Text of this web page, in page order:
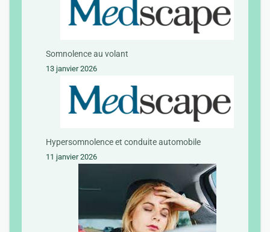
Somnolence au volant
13 janvier 2026
Hypersomnolence et conduite automobile
11 janvier 2026